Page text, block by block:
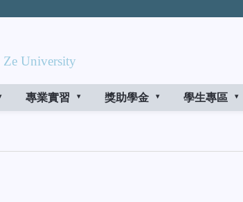
Ze University
專業實習 獎助學金 學生專區